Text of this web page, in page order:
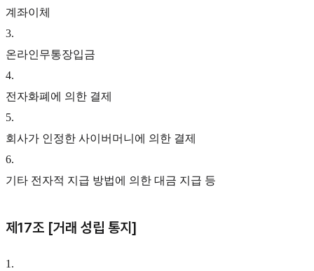
계좌이체
3.
온라인무통장입금
4.
전자화폐에 의한 결제
5.
회사가 인정한 사이버머니에 의한 결제
6.
기타 전자적 지급 방법에 의한 대금 지급 등
제17조 [거래 성립 통지]
1 .